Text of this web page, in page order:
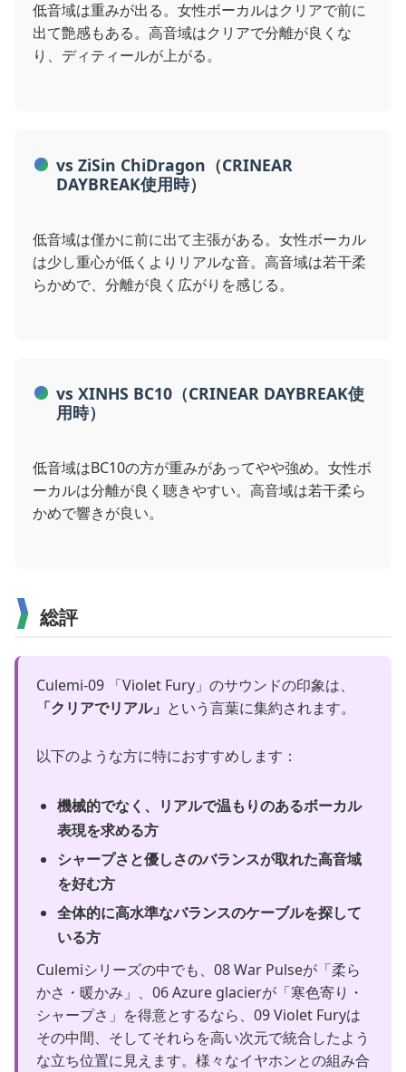
低音域は重みが出る。女性ボーカルはクリアで前に
出て艶感もある。高音域はクリアで分離が良くな
り、ディティールが上がる。
vs ZiSin ChiDragon（CRINEAR
DAYBREAK使用時）
低音域は僅かに前に出て主張がある。女性ボーカル
は少し重心が低くよりリアルな音。高音域は若干柔
らかめで、分離が良く広がりを感じる。
vs XINHS BC10（CRINEAR DAYBREAK使
用時）
低音域はBC10の方が重みがあってやや強め。女性ボ
ーカルは分離が良く聴きやすい。高音域は若干柔ら
かめで響きが良い。
総評
Culemi-09 「Violet Fury」のサウンドの印象は、
「クリアでリアル」 という言葉に集約されます。
以下のような方に特におすすめします：
機械的でなく、リアルで温もりのあるボーカル
表現を求める方
シャープさと優しさのバランスが取れた高音域
を好む方
全体的に高水準なバランスのケーブルを探して
いる方
Culemiシリーズの中でも、08 War Pulseが「柔ら
かさ・暖かみ」、06 Azure glacierが「寒色寄り・
シャープさ」を得意とするなら、09 Violet Furyは
その中間、そしてそれらを高い次元で統合したよう
な立ち位置に見えます。様々なイヤホンとの組み合